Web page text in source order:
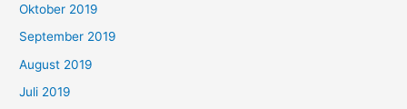
Oktober 2019
September 2019
August 2019
Juli 2019